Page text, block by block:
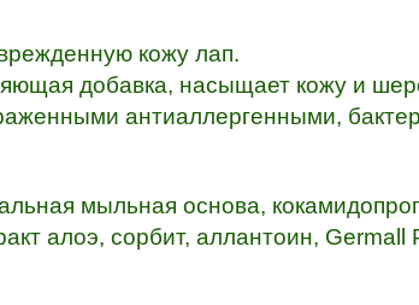
кожу лап.
добавка, насыщает кожу и
антиаллергенными,
мыльная основа,
алоэ, сорбит, аллантоин,